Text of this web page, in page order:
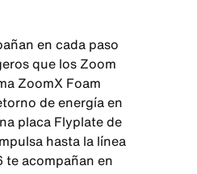
en cada paso
que los Zoom
ZoomX Foam
de energía en
placa Flyplate de
hasta la línea
te acompañan en